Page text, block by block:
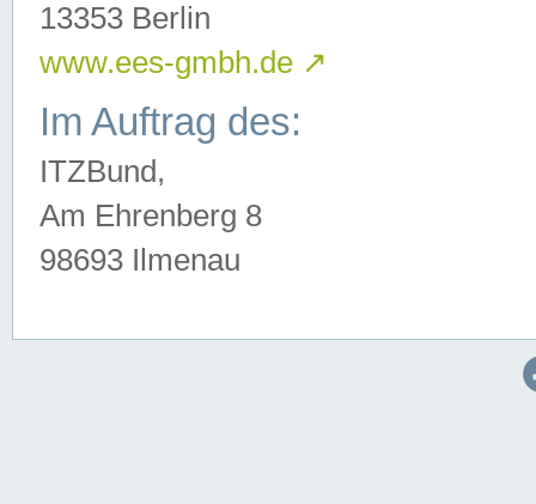
13353 Berlin
www.ees-gmbh.de ↗
Im Auftrag des:
ITZBund,
Am Ehrenberg 8
98693 Ilmenau